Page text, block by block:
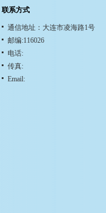
联系方式
通信地址：大连市凌海路1号
邮编:116026
电话:
传真:
Email: